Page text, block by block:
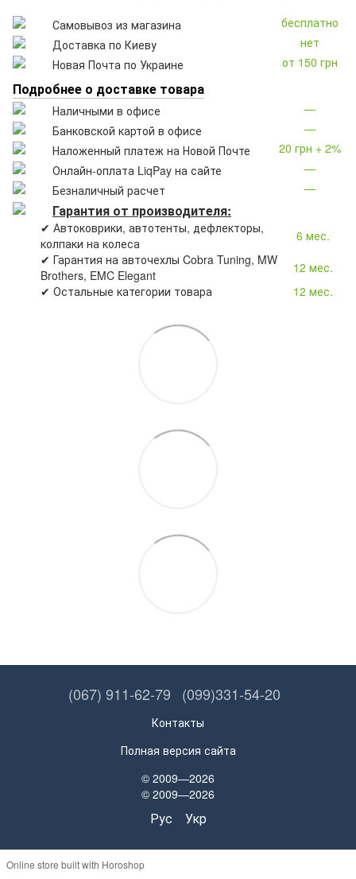
Самовывоз из магазина
бесплатно
Доставка по Киеву
нет
Новая Почта по Украине
от 150 грн
Подробнее о доставке товара
Наличными в офисе
—
Банковской картой в офисе
—
Наложенный платеж на Новой Почте
20 грн + 2%
Онлайн-оплата LiqPay на сайте
—
Безналичный расчет
—
Гарантия от производителя:
✔ Автоковрики, автотенты, дефлекторы,
колпаки на колеса
6 мес.
✔ Гарантия на авточехлы Cobra Tuning, MW
Brothers, EMC Elegant
12 мес.
✔ Остальные категории товара
12 мес.
(067) 911-62-79 (099)331-54-20
Контакты
Полная версия сайта
© 2009—2026
© 2009—2026
Рус Укр
Online store built with Horoshop